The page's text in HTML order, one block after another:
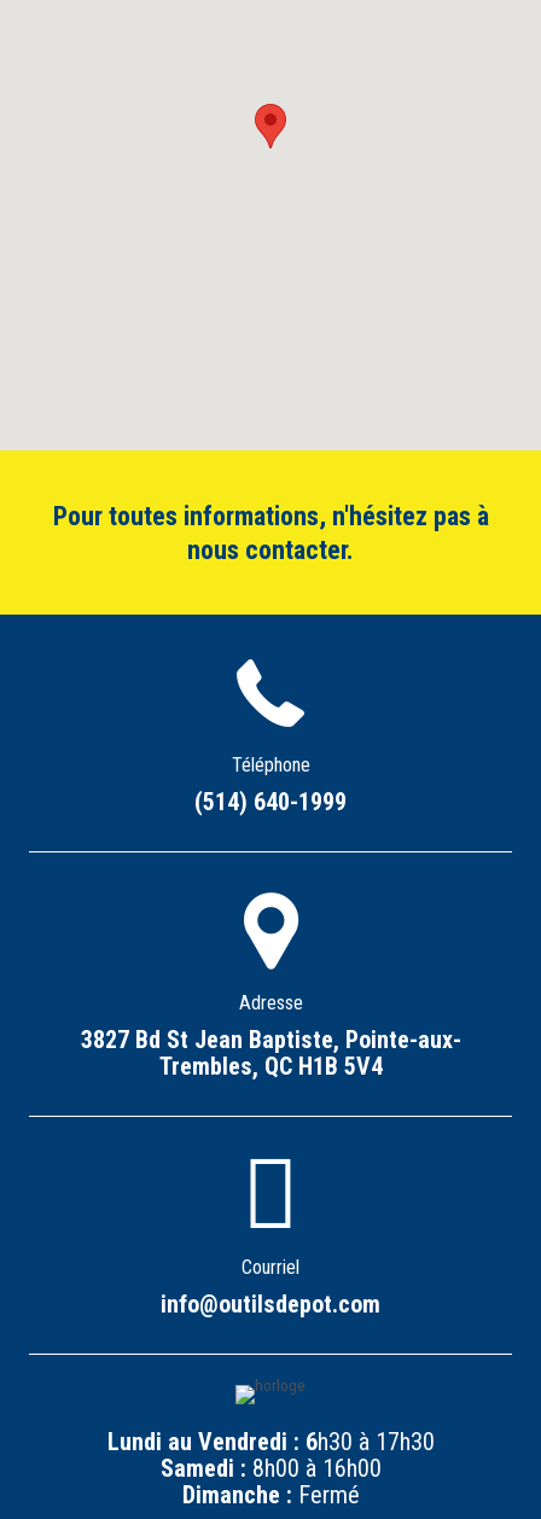
Pour toutes informations, n'hésitez pas à
nous contacter.
Téléphone
(514) 640-1999
Adresse
3827 Bd St Jean Baptiste, Pointe-aux-
Trembles, QC H1B 5V4
Courriel
info@outilsdepot.com
Lundi au Vendredi : 6h30 à 17h30
Samedi : 8h00 à 16h00
Dimanche : Fermé